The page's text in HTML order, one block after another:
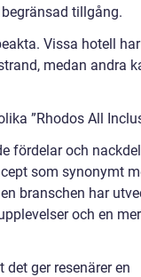
tillgång.
Vissa hotell
medan andra
”Rhodos All
fördelar och
som synonymt
branschen har
och en mer
det ger resenärer en